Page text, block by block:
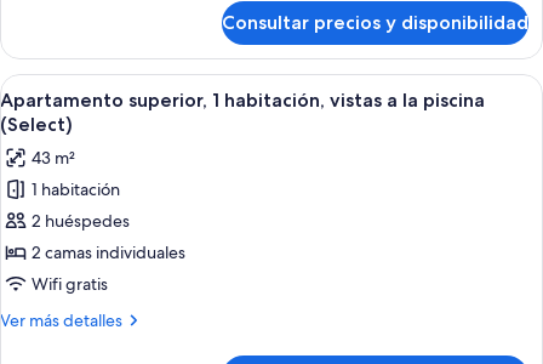
la
piscina
(Select,
2
Adults
+
2
Children)
superior,
habitación,
vistas
a
la
piscina
(Select,
2
Adults
Children)
Consultar precios y disponibilidad
Abrir
todas
las
fotos
de
Apartamento
superior,
1
habitación,
Una sala de estar moderna con una
7
Apartamento superior, 1 habitación, vistas a la piscina
(Select)
43 m²
1 habitación
2 huéspedes
2 camas individuales
Wifi gratis
Ver más detalles
Más